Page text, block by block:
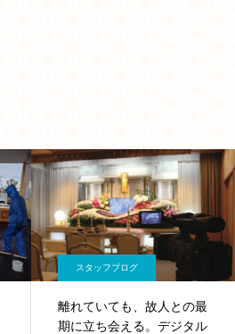
スタッフブログ
離れていても、故人との最
期に立ち会える。デジタル